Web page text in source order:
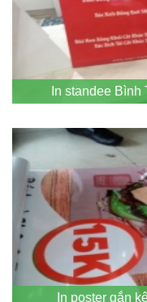
In standee
In poster gắn